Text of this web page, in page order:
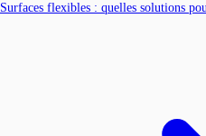
Surfaces flexibles : quelles solutions